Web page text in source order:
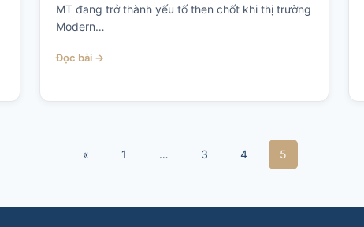
MT đang trở thành yếu tố then chốt khi thị trường
Modern…
Đọc bài →
« 1 … 3 4 5